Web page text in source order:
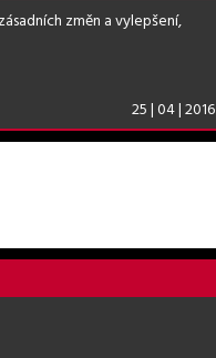
změn a vylepšení,
25 | 04 | 2016